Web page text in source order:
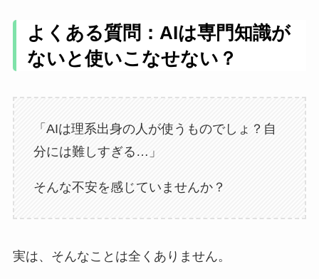
よくある質問：AIは専門知識が
ないと使いこなせない？
「AIは理系出身の人が使うものでしょ？自
分には難しすぎる…」
そんな不安を感じていませんか？
実は、そんなことは全くありません。